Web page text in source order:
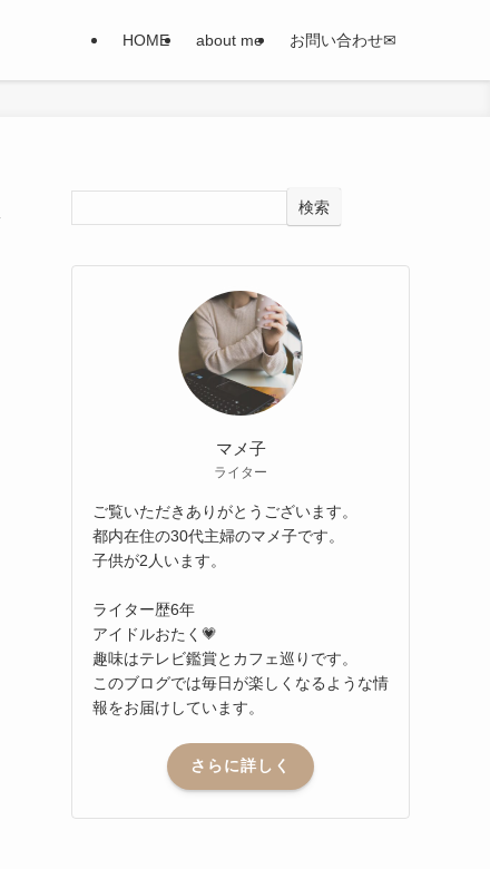
HOME about me お問い合わせ✉
検索
マメ子
ライター
ご覧いただきありがとうございます。
都内在住の30代主婦のマメ子です。
子供が2人います。
ライター歴6年
アイドルおたく💗
趣味はテレビ鑑賞とカフェ巡りです。
このブログでは毎日が楽しくなるような情
報をお届けしています。
さらに詳しく